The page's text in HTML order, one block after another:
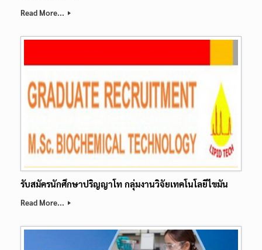
Read More...
รับสมัครนักศึกษาปริญญาโท กลุ่มงานวิจัยเทคโนโลยีไขมัน
Read More...